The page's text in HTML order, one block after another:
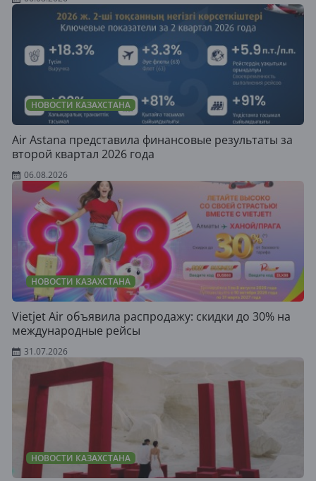
НОВОСТИ КАЗАХСТАНА
Air Astana представила финансовые результаты за
второй квартал 2026 года
06.08.2026
НОВОСТИ КАЗАХСТАНА
Vietjet Air объявила распродажу: скидки до 30% на
международные рейсы
31.07.2026
НОВОСТИ КАЗАХСТАНА